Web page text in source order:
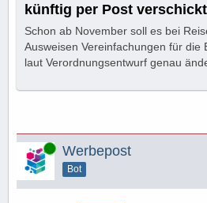
künftig per Post
Schon ab November soll es bei
Ausweisen Vereinfachungen für die
laut Verordnungsentwurf genau
Online Werbepost
Bot